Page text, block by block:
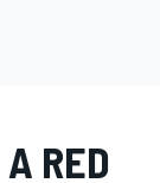
RED